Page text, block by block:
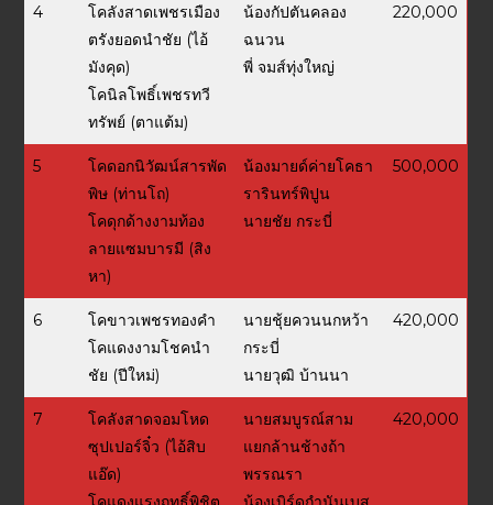
4
โคลังสาดเพชรเมือง
ตรังยอดนำชัย (ไอ้
มังคุด)
โคนิลโพธิ์เพชรทวี
ทรัพย์ (ตาแต้ม)
น้องกัปตันคลอง
ฉนวน
พี่ จมส์ทุ่งใหญ่
220,000
5
โคดอกนิวัฒน์สารพัด
พิษ (ท่านโถ)
โคดุกด้างงามท้อง
ลายแซมบารมี (สิง
หา)
น้องมายด์ค่ายโคธา
รารินทร์พิปูน
นายชัย กระบี่
500,000
6
โคขาวเพชรทองคำ
โคแดงงามโชคนำ
ชัย (ปีใหม่)
นายชุ้ยควนนกหว้า
กระบี่
นายวุฒิ บ้านนา
420,000
7
โคลังสาดจอมโหด
ซุปเปอร์จิ๋ว (ไอ้สิบ
แอ๊ด)
นายสมบูรณ์สาม
แยกล้านช้างถ้า
พรรณรา
420,000